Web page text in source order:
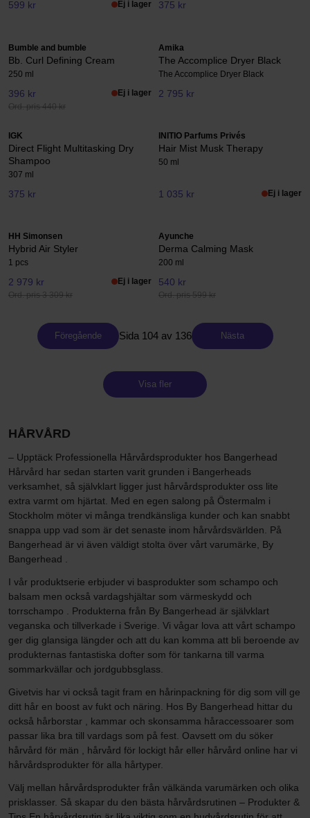
599 kr Ej i lager 375 kr
Bumble and bumble
Bb. Curl Defining Cream
250 ml
396 kr
Ord. pris 440 kr
Ej i lager
Amika
The Accomplice Dryer Black
The Accomplice Dryer Black
2 795 kr
IGK
Direct Flight Multitasking Dry
Shampoo
307 ml
375 kr
INITIO Parfums Privés
Hair Mist Musk Therapy
50 ml
1 035 kr Ej i lager
HH Simonsen
Hybrid Air Styler
1 pcs
2 979 kr
Ord. pris 3 309 kr
Ej i lager
Ayunche
Derma Calming Mask
200 ml
540 kr
Ord. pris 599 kr
Föregående Sida 104 av 136 Nästa
Visa fler
HÅRVÅRD
– Upptäck Professionella Hårvårdsprodukter hos Bangerhead
Hårvård har sedan starten varit grunden i Bangerheads
verksamhet, så självklart ligger just hårvårdsprodukter oss lite
extra varmt om hjärtat. Med en egen salong på Östermalm i
Stockholm möter vi många trendkänsliga kunder och kan snabbt
snappa upp vad som är det senaste inom hårvårdsvärlden. På
Bangerhead är vi även väldigt stolta över vårt varumärke, By
Bangerhead .
I vår produktserie erbjuder vi basprodukter som schampo och
balsam men också vardagshjältar som värmeskydd och
torrschampo . Produkterna från By Bangerhead är självklart
veganska och tillverkade i Sverige. Vi vågar lova att vårt schampo
ger dig glansiga längder och att du kan komma att bli beroende av
produkternas fantastiska dofter som för tankarna till varma
sommarkvällar och jordgubbsglass.
Givetvis har vi också tagit fram en hårinpackning för dig som vill ge
ditt hår en boost av fukt och näring. Hos By Bangerhead hittar du
också hårborstar , kammar och skonsamma håraccessoarer som
passar lika bra till vardags som på fest. Oavsett om du söker
hårvård för män , hårvård för lockigt hår eller hårvård online har vi
hårvårdsprodukter för alla hårtyper.
Välj mellan hårvårdsprodukter från välkända varumärken och olika
prisklasser. Så skapar du den bästa hårvårdsrutinen – Produkter &